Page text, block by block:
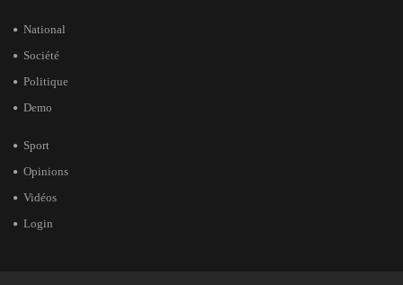
National
Société
Politique
Demo
Sport
Opinions
Vidéos
Login